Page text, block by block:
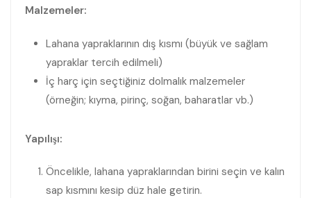
Malzemeler:
Lahana yapraklarının dış kısmı (büyük ve sağlam
yapraklar tercih edilmeli)
İç harç için seçtiğiniz dolmalık malzemeler
(örneğin; kıyma, pirinç, soğan, baharatlar vb.)
Yapılışı:
Öncelikle, lahana yapraklarından birini seçin ve kalın
sap kısmını kesip düz hale getirin.